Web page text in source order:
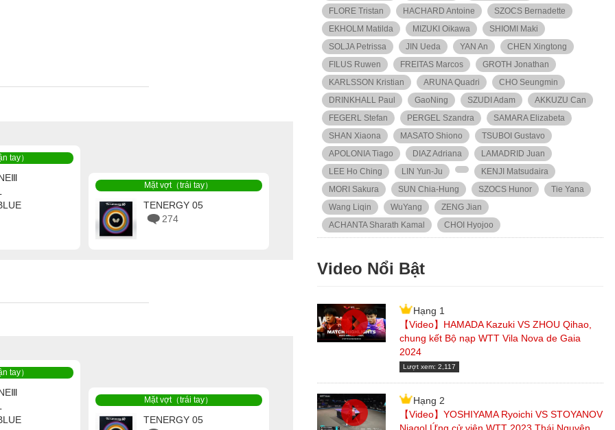
tay）
Mặt vợt（trái tay）
TENERGY 05
274
tay）
Mặt vợt（trái tay）
TENERGY 05
FLORE Tristan
HACHARD Antoine
SZOCS Bernadette
EKHOLM Matilda
MIZUKI Oikawa
SHIOMI Maki
SOLJA Petrissa
JIN Ueda YAN An
CHEN Xingtong
FILUS Ruwen
FREITAS Marcos
GROTH Jonathan
KARLSSON Kristian
ARUNA Quadri
CHO Seungmin
DRINKHALL Paul
GaoNing SZUDI Adam
AKKUZU Can
FEGERL Stefan
PERGEL Szandra
SAMARA Elizabeta
SHAN Xiaona
MASATO Shiono
TSUBOI Gustavo
APOLONIA Tiago
DIAZ Adriana
LAMADRID Juan
LEE Ho Ching
LIN Yun-Ju
KENJI Matsudaira
MORI Sakura
SUN Chia-Hung SZOCS Hunor
Tie Yana
Wang Liqin
WuYang
ZENG Jian
ACHANTA Sharath Kamal
CHOI Hyojoo
Video Nổi Bật
Hạng 1
【Video】HAMADA Kazuki VS ZHOU Qihao,
chung kết Bộ nạp WTT Vila Nova de Gaia
2024
Lượt xem: 2,117
Hạng 2
【Video】YOSHIYAMA Ryoichi VS STOYANOV
Niagol Ứng cử viên WTT 2023 Thái Nguyên